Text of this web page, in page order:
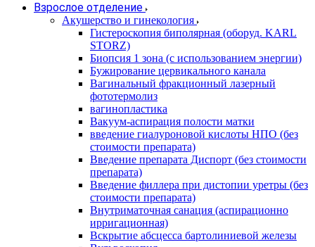
Взрослое отделение
Акушерство и гинекология
Гистероскопия биполярная (оборуд. KARL
STORZ)
Биопсия 1 зона (с использованием энергии)
Бужирование цервикального канала
Вагинальный фракционный лазерный
фототермолиз
вагинопластика
Вакуум-аспирация полости матки
введение гиалуроновой кислоты НПО (без
стоимости препарата)
Введение препарата Диспорт (без стоимости
препарата)
Введение филлера при дистопии уретры (без
стоимости препарата)
Внутриматочная санация (аспирационно
ирригационная)
Вскрытие абсцесса бартолиниевой железы